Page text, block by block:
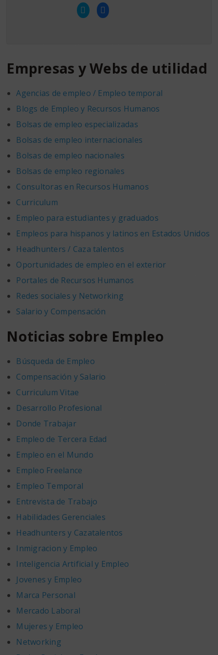
Haz
clic
para
ventana
nueva)
Haz
clic
para
una
ventana
nueva)
Empresas y Webs de utilidad
Agencias de empleo / Empleo temporal
Blogs de Empleo y Recursos Humanos
Bolsas de empleo especializadas
Bolsas de empleo internacionales
Bolsas de empleo nacionales
Bolsas de empleo regionales
Consultoras en Recursos Humanos
Curriculum
Empleo para estudiantes y graduados
Empleos para hispanos y latinos en Estados Unidos
Headhunters / Caza talentos
Oportunidades de empleo en el exterior
Portales de Recursos Humanos
Redes sociales y Networking
Salario y Compensación
Noticias sobre Empleo
Búsqueda de Empleo
Compensación y Salario
Curriculum Vitae
Desarrollo Profesional
Donde Trabajar
Empleo de Tercera Edad
Empleo en el Mundo
Empleo Freelance
Empleo Temporal
Entrevista de Trabajo
Habilidades Gerenciales
Headhunters y Cazatalentos
Inmigracion y Empleo
Inteligencia Artificial y Empleo
Jovenes y Empleo
Marca Personal
Mercado Laboral
Mujeres y Empleo
Networking